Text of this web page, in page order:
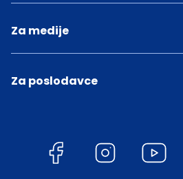
Za medije
Za poslodavce